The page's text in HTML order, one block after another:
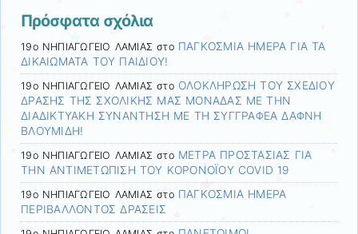
Πρόσφατα σχόλια
19ο ΝΗΠΙΑΓΩΓΕΙΟ ΛΑΜΙΑΣ στο ΠΑΓΚΟΣΜΙΑ ΗΜΕΡΑ ΓΙΑ ΤΑ
ΔΙΚΑΙΩΜΑΤΑ ΤΟΥ ΠΑΙΔΙΟΥ!
19ο ΝΗΠΙΑΓΩΓΕΙΟ ΛΑΜΙΑΣ στο ΟΛΟΚΛΗΡΩΣΗ ΤΟΥ ΣΧΕΔΙΟΥ
ΔΡΑΣΗΣ ΤΗΣ ΣΧΟΛΙΚΗΣ ΜΑΣ ΜΟΝΑΔΑΣ ΜΕ ΤΗΝ
ΔΙΑΔΙΚΤΥΑΚΗ ΣΥΝΑΝΤΗΣΗ ΜΕ ΤΗ ΣΥΓΓΡΑΦΕΑ ΔΑΦΝΗ
ΒΛΟΥΜΙΔΗ!
19ο ΝΗΠΙΑΓΩΓΕΙΟ ΛΑΜΙΑΣ στο ΜΕΤΡΑ ΠΡΟΣΤΑΣΙΑΣ ΓΙΑ
ΤΗΝ ΑΝΤΙΜΕΤΩΠΙΣΗ ΤΟΥ ΚΟΡΟΝΟΪΟΥ COVID 19
19ο ΝΗΠΙΑΓΩΓΕΙΟ ΛΑΜΙΑΣ στο ΠΑΓΚΟΣΜΙΑ ΗΜΕΡΑ
ΠΕΡΙΒΑΛΛΟΝΤΟΣ ΔΡΑΣΕΙΣ